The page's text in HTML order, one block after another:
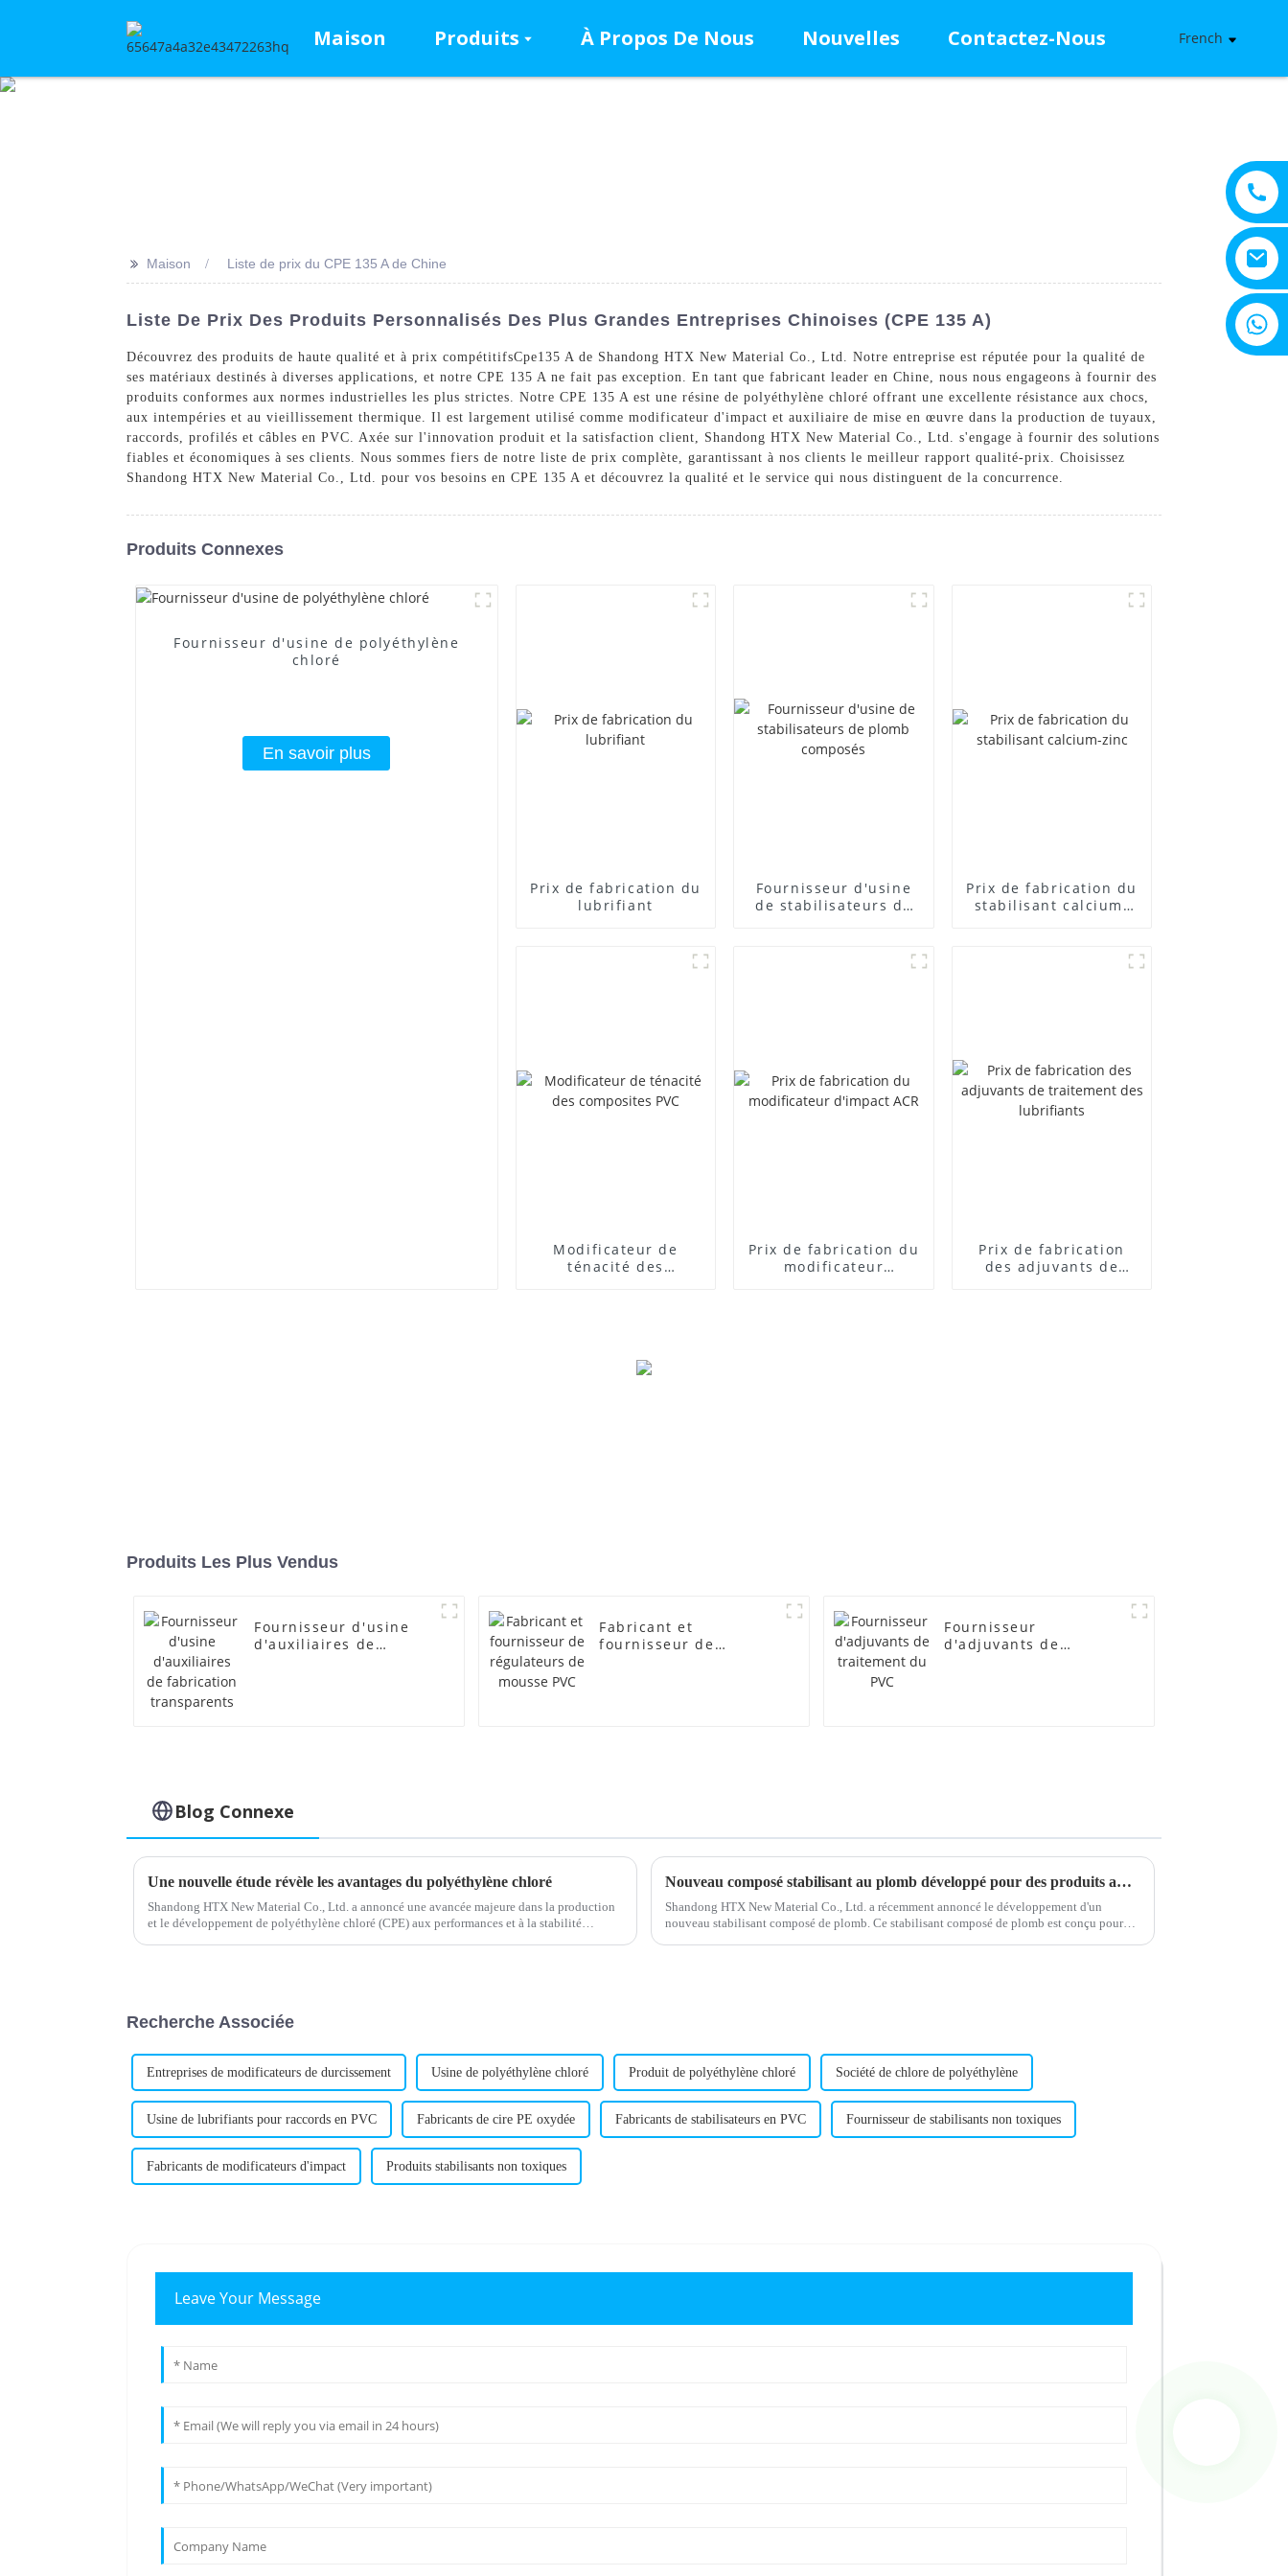
Maison Produits À Propos De Nous Nouvelles Contactez-Nous French
>> Maison Liste de prix du CPE 135 A de Chine
Liste De Prix Des Produits Personnalisés Des Plus Grandes Entreprises Chinoises (CPE 135 A)
Découvrez des produits de haute qualité et à prix compétitifsCpe135 A de Shandong HTX New Material Co., Ltd. Notre entreprise est réputée pour la qualité de
ses matériaux destinés à diverses applications, et notre CPE 135 A ne fait pas exception. En tant que fabricant leader en Chine, nous nous engageons à fournir des
produits conformes aux normes industrielles les plus strictes. Notre CPE 135 A est une résine de polyéthylène chloré offrant une excellente résistance aux chocs,
aux intempéries et au vieillissement thermique. Il est largement utilisé comme modificateur d'impact et auxiliaire de mise en œuvre dans la production de tuyaux,
raccords, profilés et câbles en PVC. Axée sur l'innovation produit et la satisfaction client, Shandong HTX New Material Co., Ltd. s'engage à fournir des solutions
fiables et économiques à ses clients. Nous sommes fiers de notre liste de prix complète, garantissant à nos clients le meilleur rapport qualité-prix. Choisissez
Shandong HTX New Material Co., Ltd. pour vos besoins en CPE 135 A et découvrez la qualité et le service qui nous distinguent de la concurrence.
Produits Connexes
Fournisseur d'usine de polyéthylène
chloré
En savoir plus
Prix ​​de fabrication du
lubrifiant
Fournisseur d'usine
de stabilisateurs de
Prix ​​de fabrication du
stabilisant calcium-
Modificateur de
ténacité des
Prix ​​de fabrication du
modificateur
Prix ​​de fabrication
des adjuvants de
Produits Les Plus Vendus
Fournisseur d'usine
d'auxiliaires de
Fabricant et
fournisseur de
Fournisseur
d'adjuvants de
Blog Connexe
Une nouvelle étude révèle les avantages du polyéthylène chloré
Shandong HTX New Material Co., Ltd. a annoncé une avancée majeure dans la production
et le développement de polyéthylène chloré (CPE) aux performances et à la stabilité
Nouveau composé stabilisant au plomb développé pour des produits améliorés
Shandong HTX New Material Co., Ltd. a récemment annoncé le développement d'un
nouveau stabilisant composé de plomb. Ce stabilisant composé de plomb est conçu pour
Recherche Associée
Entreprises de modificateurs de durcissement Usine de polyéthylène chloré Produit de polyéthylène chloré Société de chlore de polyéthylène
Usine de lubrifiants pour raccords en PVC Fabricants de cire PE oxydée Fabricants de stabilisateurs en PVC Fournisseur de stabilisants non toxiques
Fabricants de modificateurs d'impact Produits stabilisants non toxiques
Leave Your Message